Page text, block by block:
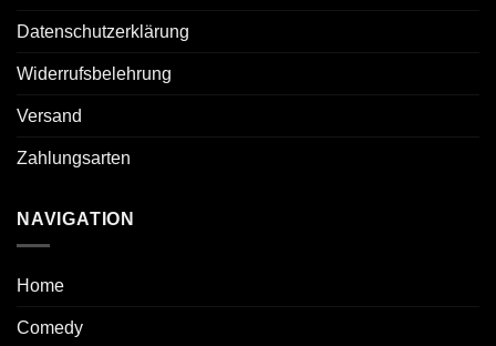
Datenschutzerklärung
Widerrufsbelehrung
Versand
Zahlungsarten
NAVIGATION
Home
Comedy